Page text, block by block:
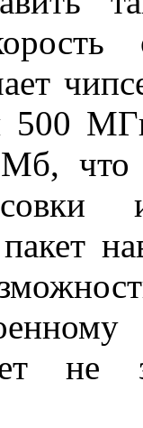
500
что
не